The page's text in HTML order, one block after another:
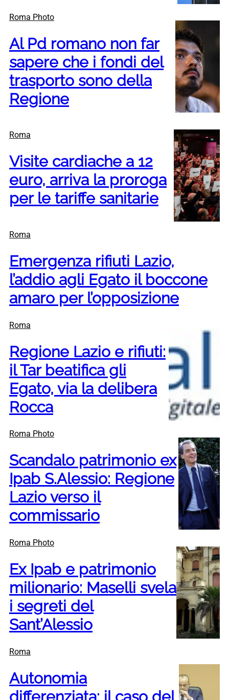
Roma Photo
Al Pd romano non far
sapere che i fondi del
trasporto sono della
Regione
Roma
Visite cardiache a 12
euro, arriva la proroga
per le tariffe sanitarie
Roma
Emergenza rifiuti Lazio,
l’addio agli Egato il boccone
amaro per l’opposizione
Roma
Regione Lazio e rifiuti:
il Tar beatifica gli
Egato, via la delibera
Rocca
Roma Photo
Scandalo patrimonio ex
Ipab S.Alessio: Regione
Lazio verso il
commissario
Roma Photo
Ex Ipab e patrimonio
milionario: Maselli svela
i segreti del
Sant’Alessio
Roma
Autonomia